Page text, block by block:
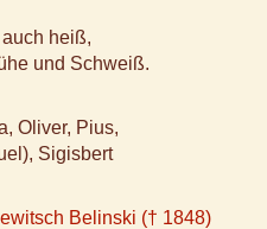
auch heiß,
und Schweiß.
Oliver, Pius,
Sigisbert
Belinski († 1848)